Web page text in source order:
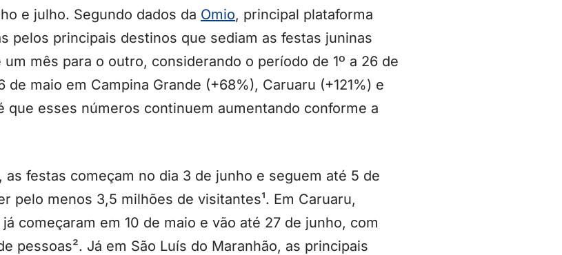
e julho. Segundo dados da Omio, principal plataforma
pelos principais destinos que sediam as festas juninas
mês para o outro, considerando o período de 1º a 26 de
de maio em Campina Grande (+68%), Caruaru (+121%) e
que esses números continuem aumentando conforme a
as festas começam no dia 3 de junho e seguem até 5 de
pelo menos 3,5 milhões de visitantes¹. Em Caruaru,
começaram em 10 de maio e vão até 27 de junho, com
pessoas². Já em São Luís do Maranhão, as principais